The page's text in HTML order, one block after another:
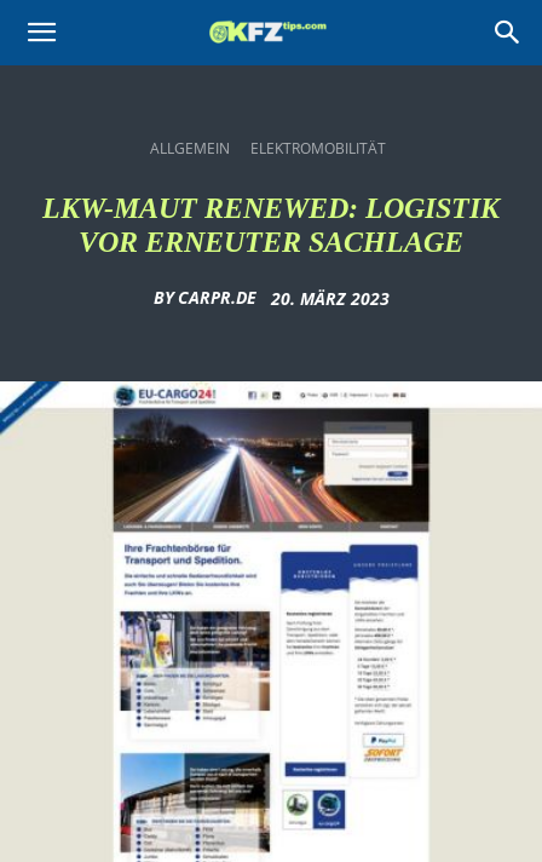
KFZtips.com
ALLGEMEIN ELEKTROMOBILITÄT
LKW-MAUT RENEWED: LOGISTIK
VOR ERNEUTER SACHLAGE
BY CARPR.DE 20. MÄRZ 2023